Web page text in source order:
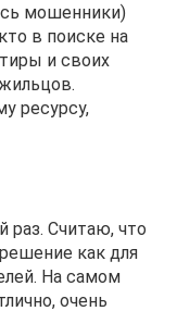
мошенники)
в поиске на
и своих
ресурсу,
раз. Считаю, что
как для
На самом
очень